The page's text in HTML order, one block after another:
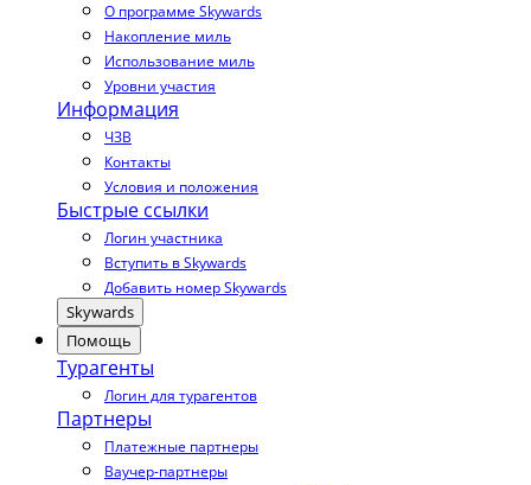
О программе Skywards
Накопление миль
Использование миль
Уровни участия
Информация
ЧЗВ
Контакты
Условия и положения
Быстрые ссылки
Логин участника
Вступить в Skywards
Добавить номер Skywards
Skywards
Помощь
Турагенты
Логин для турагентов
Партнеры
Платежные партнеры
Ваучер-партнеры